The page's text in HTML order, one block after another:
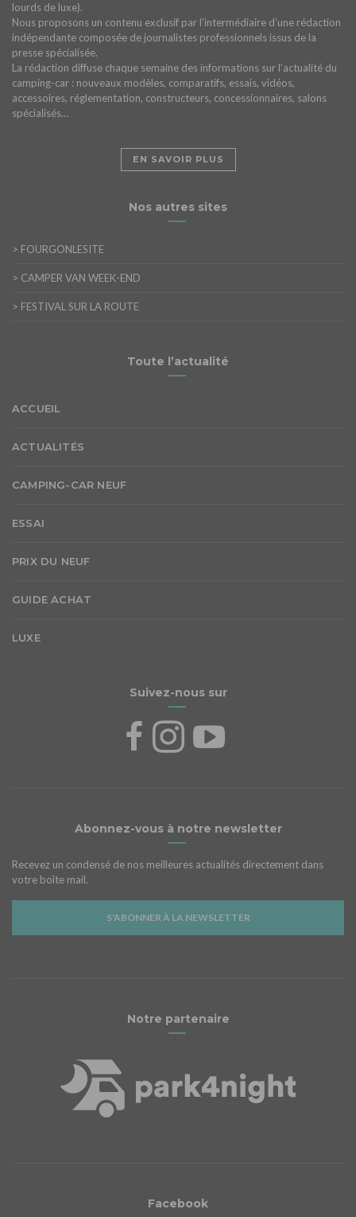
lourds de luxe).
Nous proposons un contenu exclusif par l’intermédiaire d’une rédaction
indépendante composée de journalistes professionnels issus de la
presse spécialisée.
La rédaction diffuse chaque semaine des informations sur l’actualité du
camping-car : nouveaux modèles, comparatifs, essais, vidéos,
accessoires, réglementation, constructeurs, concessionnaires, salons
spécialisés…
EN SAVOIR PLUS
Nos autres sites
> FOURGONLESITE
> CAMPER VAN WEEK-END
> FESTIVAL SUR LA ROUTE
Toute l’actualité
ACCUEIL
ACTUALITÉS
CAMPING-CAR NEUF
ESSAI
PRIX DU NEUF
GUIDE ACHAT
LUXE
Suivez-nous sur
Abonnez-vous à notre newsletter
Recevez un condensé de nos meilleures actualités directement dans
votre boîte mail.
S'ABONNER À LA NEWSLETTER
Notre partenaire
Facebook